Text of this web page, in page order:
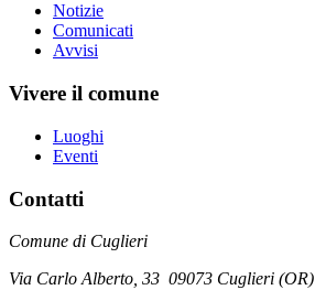
Notizie
Comunicati
Avvisi
Vivere il comune
Luoghi
Eventi
Contatti
Comune di Cuglieri
Via Carlo Alberto, 33 09073 Cuglieri (OR)